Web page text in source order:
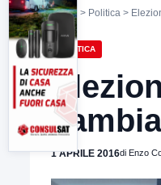
Home > Politica >
POLITICA
1 APRILE 2016di Enzo